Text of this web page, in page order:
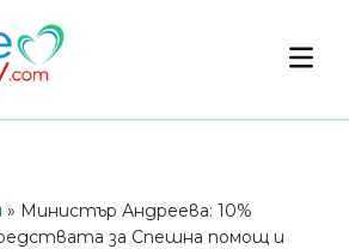
» Министър Андреева: 10%
за Спешна помощ и